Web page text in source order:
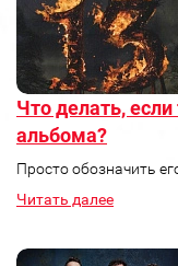
Что делать,
альбома?
Просто обозначить
Читать далее